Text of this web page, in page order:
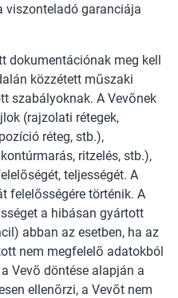
viszonteladó garanciája
dokumentációnak meg kell
közzétett műszaki
szabályoknak. A Vevőnek
(rajzolati rétegek,
réteg, stb.),
ritzelés, stb.),
teljességét. A
felelősségére történik. A
a hibásan gyártott
abban az esetben, ha az
nem megfelelő adatokból
Vevő döntése alapján a
ellenőrzi, a Vevőt nem